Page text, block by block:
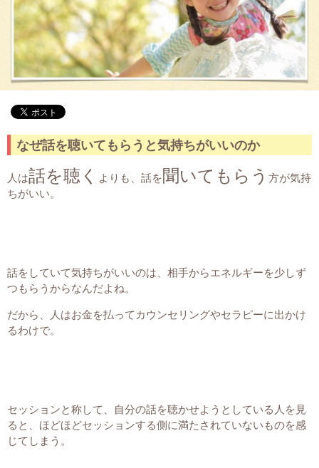
なぜ話を聴いてもらうと気持ちがいいのか
人は話を聴く よりも、話を聞いてもらう 方が気持
ちがいい。
話をしていて気持ちがいいのは、相手からエネルギーを少しず
つもらうからなんだよね。
だから、人はお金を払ってカウンセリングやセラピーに出かけ
るわけで。
セッションと称して、自分の話を聴かせようとしている人を見
ると、ほどほどセッションする側に満たされていないものを感
じてしまう。